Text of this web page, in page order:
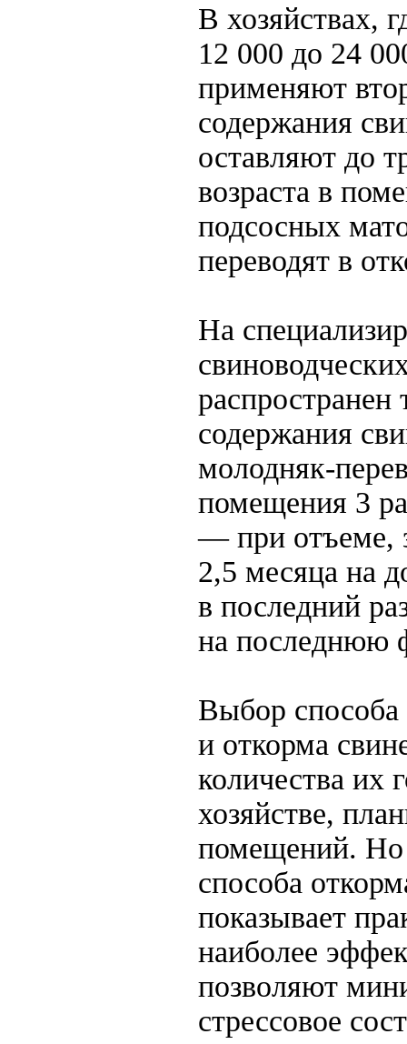
В хозяйствах,
12 000 до 24
применяют
содержания
оставляют до
возраста в
подсосных
переводят в
На
распространен
содержания
молодняк-
помещения 3
— при
2,5 месяца на
в последний
на последнюю
Выбор
и откорма
количества их
хозяйстве,
помещений. Но
способа
показывает
наиболее
позволяют
стрессовое